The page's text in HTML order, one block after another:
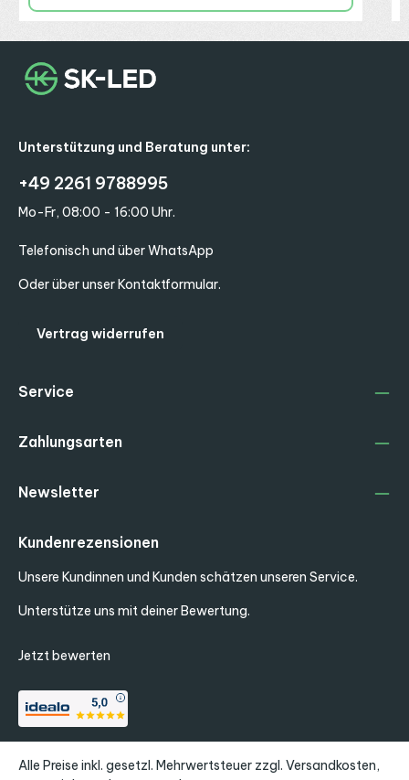
Unterstützung und Beratung unter:
+49 2261 9788995
Mo-Fr, 08:00 - 16:00 Uhr.
Telefonisch und über WhatsApp
Oder über unserKontaktformular.
Vertrag widerrufen
Service
Zahlungsarten
Kundenrezensionen
Unsere Kundinnen und Kunden schätzen unseren Service.
Unterstütze uns mit deiner Bewertung.
Jetzt bewerten
Newsletter
Alle Preise inkl. gesetzl. Mehrwertsteuer zzgl. Versandkosten,